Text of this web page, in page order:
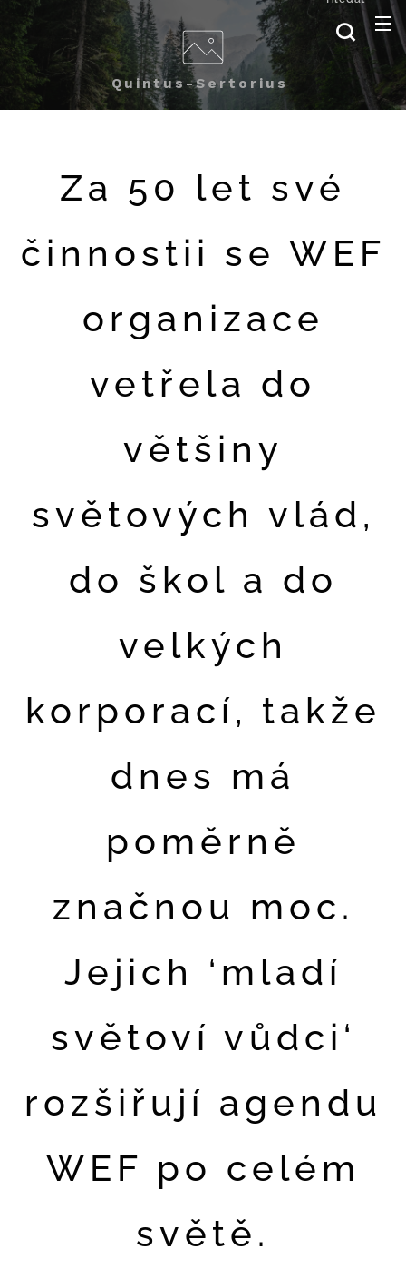
Quintus-Sertorius
Za 50 let své
činnostii se WEF
organizace
vetřela do
většiny
světových vlád,
do škol a do
velkých
korporací, takže
dnes má
poměrně
značnou moc.
Jejich ‘mladí
světoví vůdci‘
rozšiřují agendu
WEF po celém
světě.